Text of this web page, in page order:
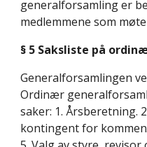
generalforsamling er
medlemmene som
§ 5 Saksliste på
Generalforsamlingen
Ordinær
saker: 1. Årsberetning.
kontingent for